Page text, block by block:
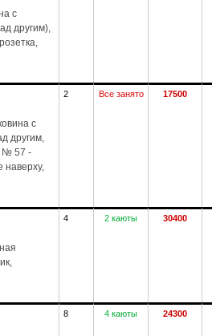
с
другим),
с
другим,
№ 57 -
наверху,
2 Все занято 17500
4 2 каюты 30400
8 4 каюты 24300